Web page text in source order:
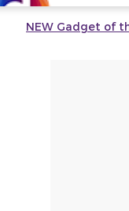
NEW Gadget of